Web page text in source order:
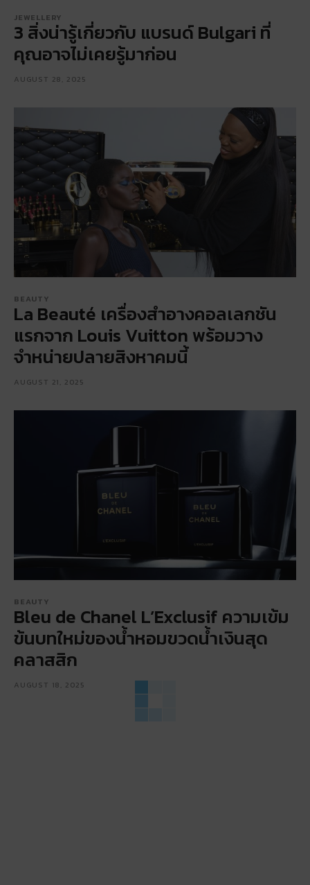
JEWELLERY
3 สิ่งน่ารู้เกี่ยวกับ แบรนด์ Bulgari ที่
คุณอาจไม่เคยรู้มาก่อน
AUGUST 28, 2025
BEAUTY
La Beauté เครื่องสำอางคอลเลกชัน
แรกจาก Louis Vuitton พร้อมวาง
จำหน่ายปลายสิงหาคมนี้
AUGUST 21, 2025
BEAUTY
Bleu de Chanel L’Exclusif ความเข้ม
ข้นบทใหม่ของน้ำหอมขวดน้ำเงินสุด
คลาสสิก
AUGUST 18, 2025